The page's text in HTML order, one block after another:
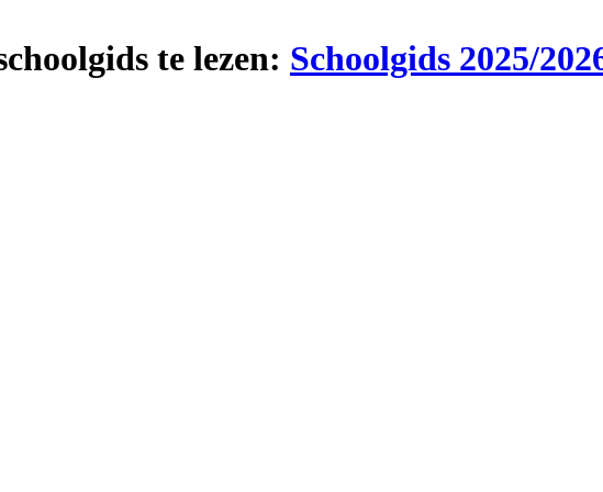
te lezen: Schoolgids 2025/